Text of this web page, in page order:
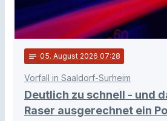
notes 05. August 2026 07:28
Vorfall in Saaldorf-Surheim
Deutlich zu schnell - und
Raser ausgerechnet ein